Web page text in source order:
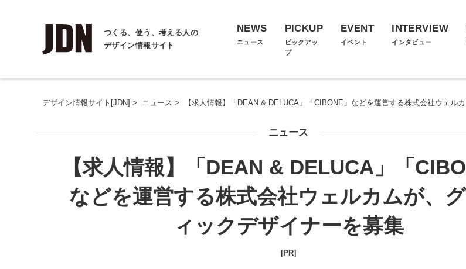
つくる、使う、考える人の
デザイン情報サイト
NEWS
ニュース
PICKUP
ピックアッ
プ
EVENT
イベント
INTERVIEW
インタビュー
デザイン情報サイト[JDN] > ニュース > 【求人情報】「DEAN & DELUCA」「CIBONE」などを運営する株式会社ウェル
ニュース
【求人情報】「DEAN & DELUCA」「
などを運営する株式会社ウェルカムが、
ィックデザイナーを募集
[PR]